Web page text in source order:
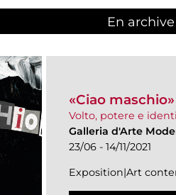
En archive
«Ciao maschio»
Volto, potere e
Galleria d'Arte
23/06 - 14/11/2021
Exposition|Art